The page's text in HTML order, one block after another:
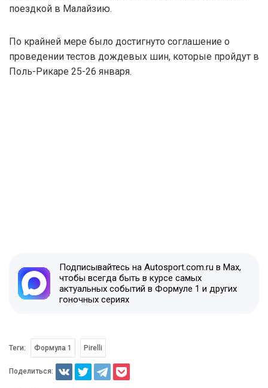
поездкой в Малайзию.
По крайней мере было достигнуто соглашение о
проведении тестов дождевых шин, которые пройдут в
Поль-Рикаре 25-26 января.
Подписывайтесь на Autosport.com.ru в Max,
чтобы всегда быть в курсе самых
актуальных событий в Формуле 1 и других
гоночных сериях
Теги: Формула 1 Pirelli
Поделиться: